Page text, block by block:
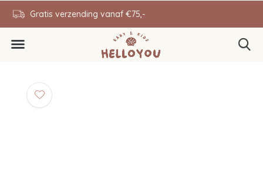
Gratis verzending vanaf €75,-